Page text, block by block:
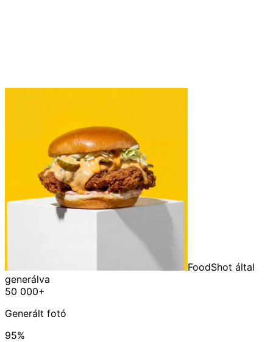
FoodShot által
generálva
50 000+
Generált fotó
95%